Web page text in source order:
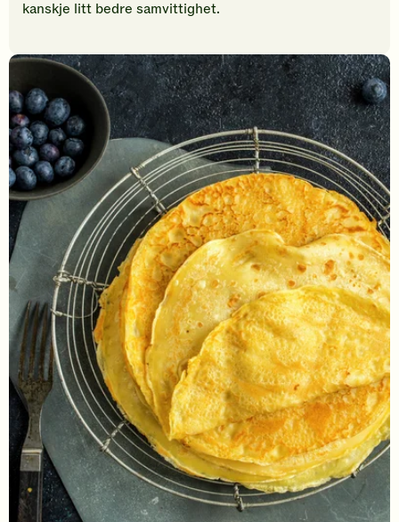
vurdere
kanskje litt bedre samvittighet.